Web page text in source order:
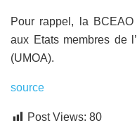
Pour rappel, la BCEAO
aux Etats membres de
(UMOA).
source
Post Views: 80